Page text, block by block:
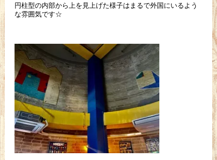
円柱型の内部から上を見上げた様子はまるで外国にいるよう
な雰囲気です☆